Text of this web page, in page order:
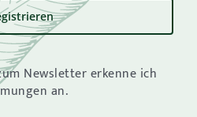
Newsletter erkenne ich
an.